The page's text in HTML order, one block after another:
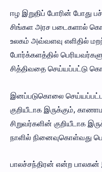
ஈழ இறுதிப் போரின் போது
சிங்கள அரச படைகளால்
உலகம் அவ்வளவு எளிதில்
போர்க்களத்தில்
சித்திவதை செய்யப்பட்டு
இனப்படுகொலை செய்யப்பட்ட
குறியீடாக இருக்கும்,
சிறுவர்களின் குறியீடாக
நாளில் நினைவுகொள்வது
பாலச்சந்திரன் என்ற